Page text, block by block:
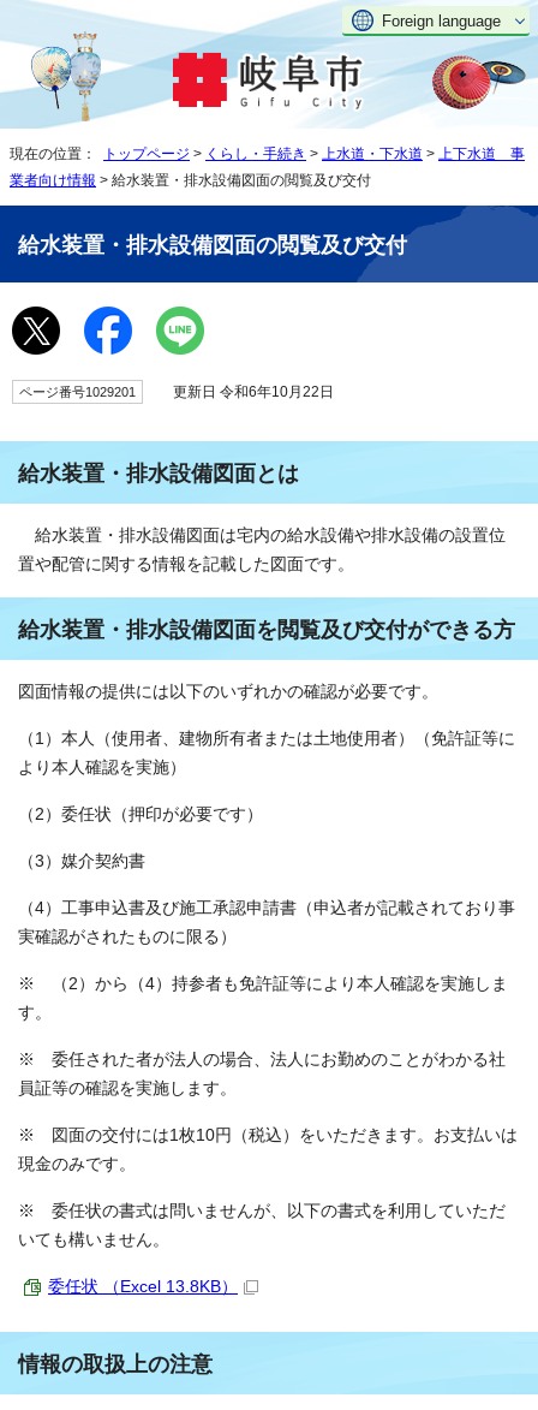
Foreign language
現在の位置： トップページ > くらし・手続き > 上水道・下水道 >
上下水道 事
業者向け情報 > 給水装置・排水設備図面の閲覧及び交付
給水装置・排水設備図面の閲覧及び交付
ページ番号1029201 更新日 令和6年10月22日
給水装置・排水設備図面とは
給水装置・排水設備図面は宅内の給水設備や排水設備の設置位
置や配管に関する情報を記載した図面です。
給水装置・排水設備図面を閲覧及び交付ができる方
図面情報の提供には以下のいずれかの確認が必要です。
（1）本人（使用者、建物所有者または土地使用者）（免許証等に
より本人確認を実施）
（2）委任状（押印が必要です）
（3）媒介契約書
（4）工事申込書及び施工承認申請書（申込者が記載されており事
実確認がされたものに限る）
※ （2）から（4）持参者も免許証等により本人確認を実施しま
す。
※ 委任された者が法人の場合、法人にお勤めのことがわかる社
員証等の確認を実施します。
※ 図面の交付には1枚10円（税込）をいただきます。お支払いは
現金のみです。
※ 委任状の書式は問いませんが、以下の書式を利用していただ
いても構いません。
委任状 （Excel 13.8KB）
情報の取扱上の注意